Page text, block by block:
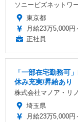
ソニービズネットワ
東京都
月給23万5,000円
正社員
「一部在宅勤務可
休み充実/昇給あり
株式会社マノア・リノ
埼玉県
月給23万5,000円